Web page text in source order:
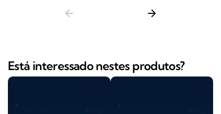
arrow_back arrow_forward
Está interessado nestes produtos?